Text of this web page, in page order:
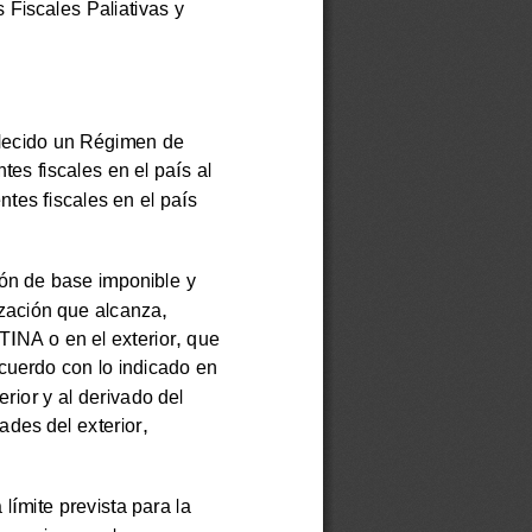
Fiscales Paliativas y
un Régimen de
fiscales en el país al
fiscales en el país
de base imponible y
que alcanza,
o en el exterior, que
con lo indicado en
y al derivado del
del exterior,
límite prevista para la